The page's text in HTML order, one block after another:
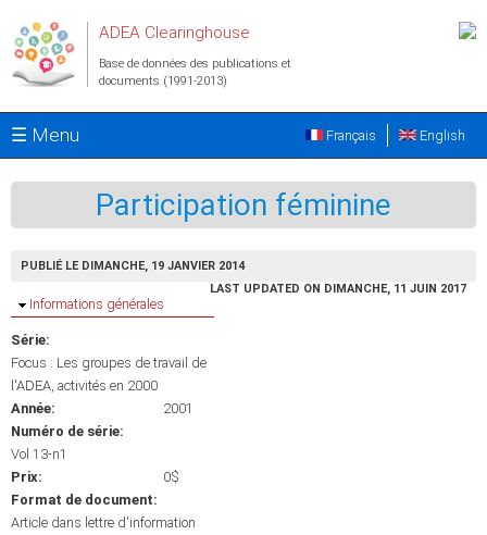
ADEA Clearinghouse
Base de données des publications et
documents (1991-2013)
☰ Menu English
Français
Participation féminine
PUBLIÉ LE DIMANCHE, 19 JANVIER 2014
LAST UPDATED ON DIMANCHE, 11 JUIN 2017
Masquer
Informations générales
Série:
Focus : Les groupes de travail de
l'ADEA, activités en 2000
Année:
2001
Numéro de série:
Vol 13-n1
Prix:
0$
Format de document:
Article dans lettre d'information